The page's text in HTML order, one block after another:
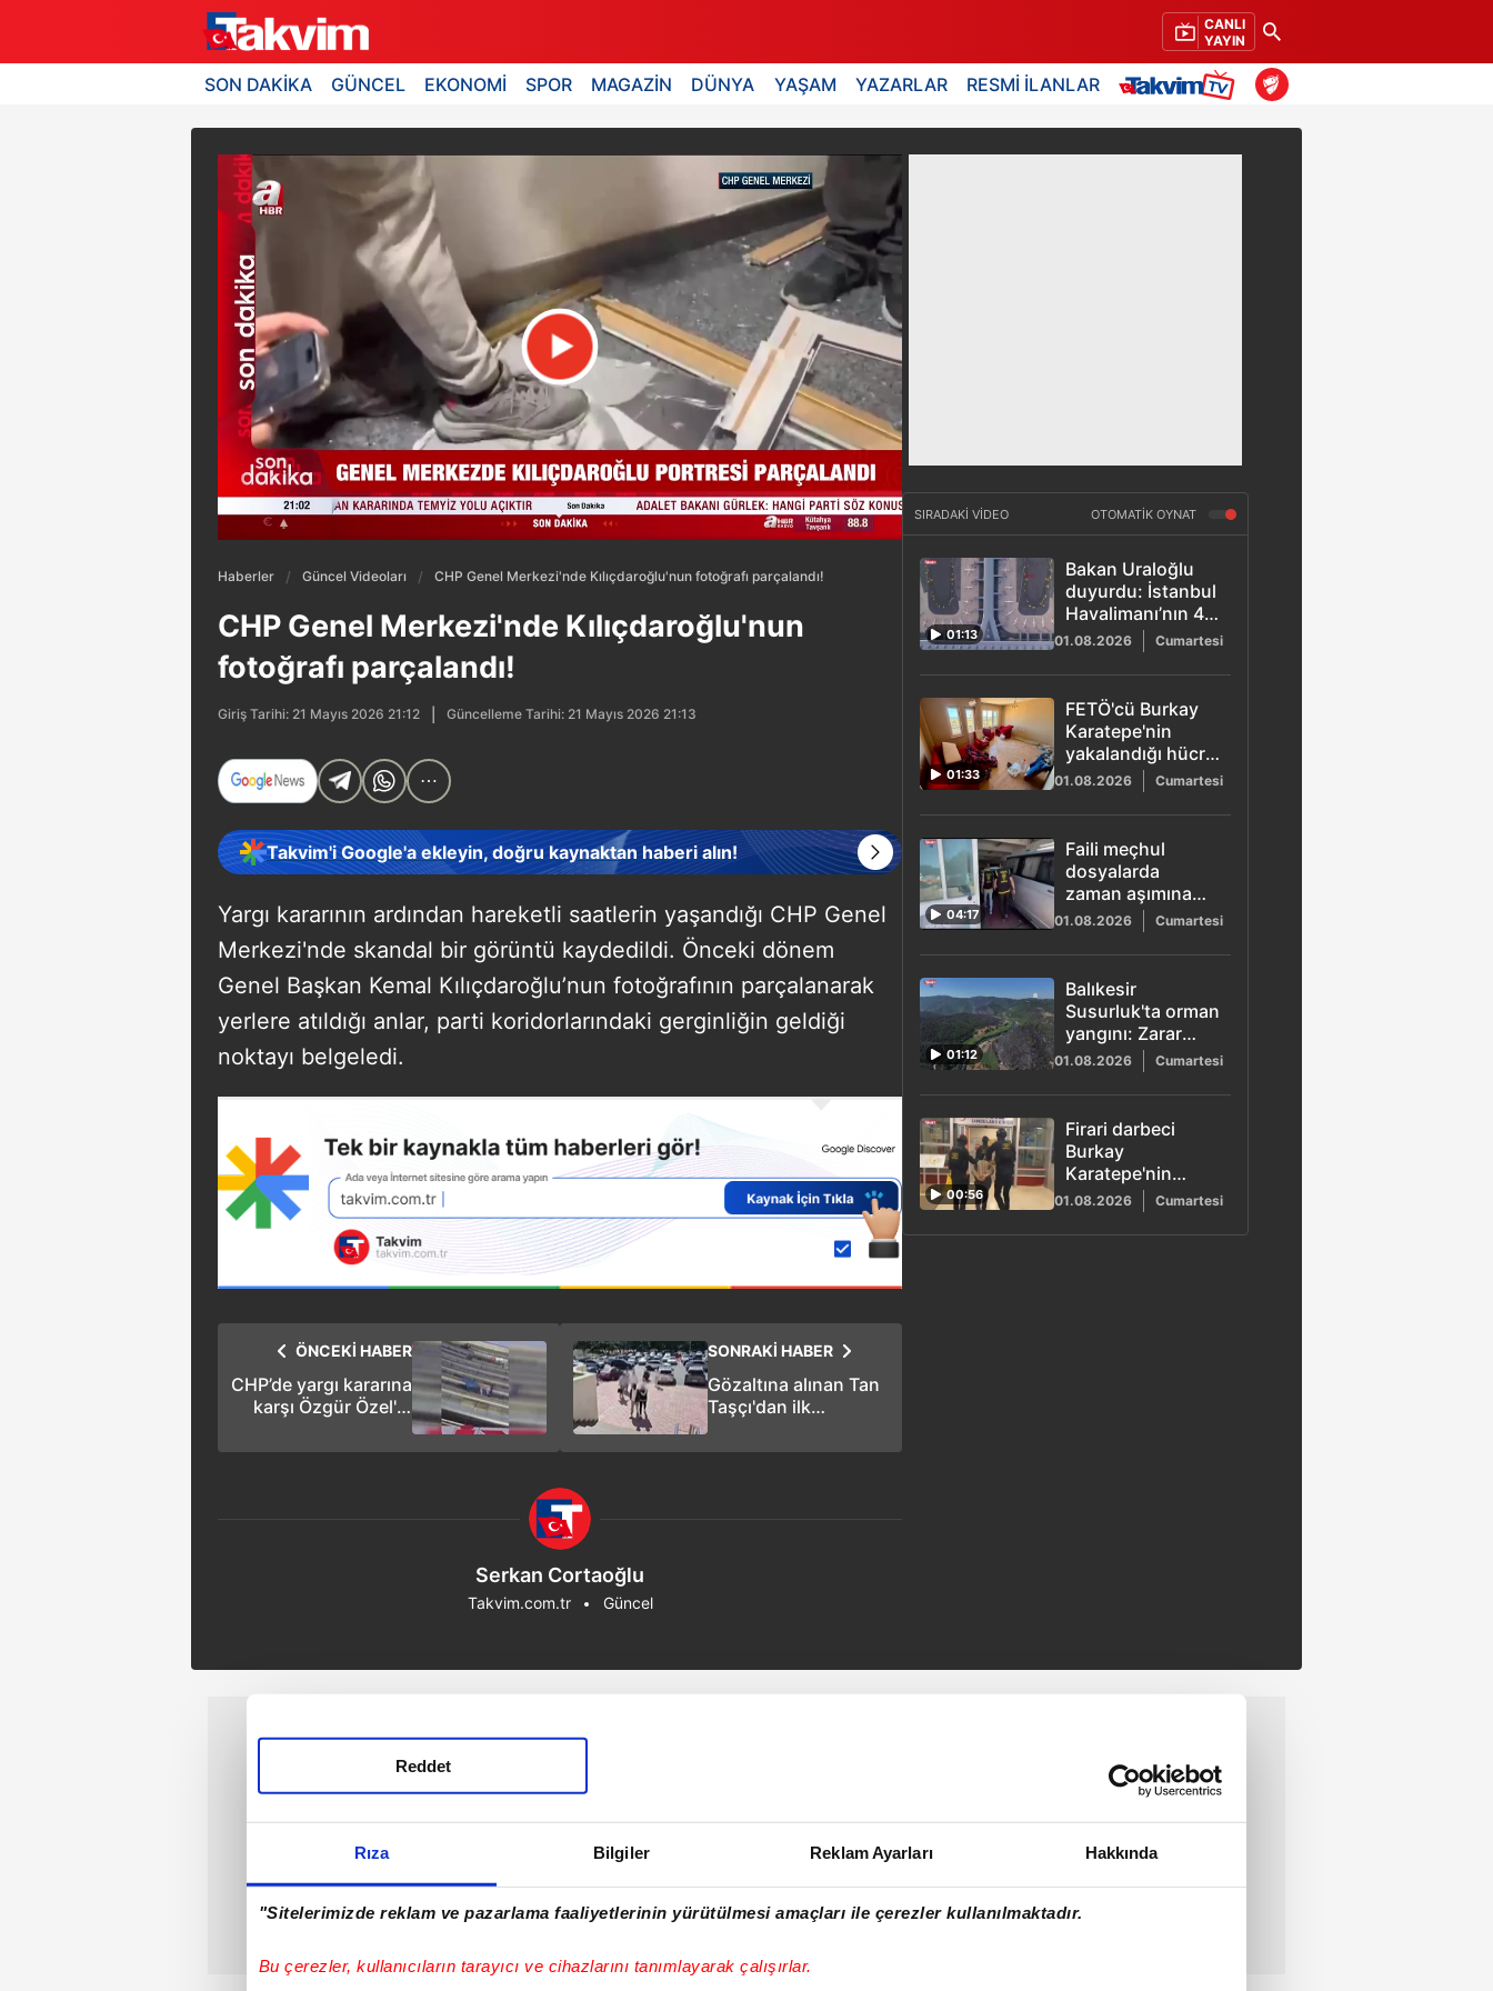
Rıza Bilgiler Reklam Ayarları Hakkında
"Sitelerimizde reklam ve pazarlama faaliyetlerinin yürütülmesi amaçları ile çerezler kullanılmaktadır.
Bu çerezler, kullanıcıların tarayıcı ve cihazlarını tanımlayarak çalışırlar.
Reddet
CANLI
YAYIN
SON DAKİKA GÜNCEL EKONOMİ SPOR MAGAZİN DÜNYA YAŞAM YAZARLAR RESMİ İLANLAR
Haberler Güncel Videoları CHP Genel Merkezi'nde Kılıçdaroğlu'nun fotoğrafı parçalandı!
CHP Genel Merkezi'nde Kılıçdaroğlu'nun
fotoğrafı parçalandı!
Giriş Tarihi: 21 Mayıs 2026 21:12 Güncelleme Tarihi: 21 Mayıs 2026 21:13
Takvim'i Google'a ekleyin, doğru kaynaktan haberi alın!
Yargı kararının ardından hareketli saatlerin yaşandığı CHP Genel
Merkezi'nde skandal bir görüntü kaydedildi. Önceki dönem
Genel Başkan Kemal Kılıçdaroğlu’nun fotoğrafının parçalanarak
yerlere atıldığı anlar, parti koridorlarındaki gerginliğin geldiği
noktayı belgeledi.
SONRAKİ HABER
Gözaltına alınan Tan
Taşçı'dan ilk
"Soruşturma
ÖNCEKİ HABER
CHP’de yargı kararına
karşı Özgür Özel'in
Serkan Cortaoğlu
Takvim.com.tr Güncel
SIRADAKİ VİDEO OTOMATİK OYNAT
01:13
Bakan Uraloğlu
duyurdu: İstanbul
Havalimanı’nın 4.
ana pistinde son
aşamaya gelindi
01.08.2026 Cumartesi
01:33
FETÖ'cü Burkay
Karatepe'nin
yakalandığı hücre
evi görüntülendi
01.08.2026 Cumartesi
04:17
Faili meçhul
dosyalarda
zaman aşımına
fırsat verilmedi!
01.08.2026 Cumartesi
01:12
Balıkesir
Susurluk'ta orman
yangını: Zarar
gören alan dronla
kaydedildi
01.08.2026 Cumartesi
00:56
Firari darbeci
Burkay
Karatepe'nin
yakalanma
görüntüleri
01.08.2026 Cumartesi